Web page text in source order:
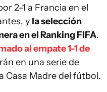
2-1 a Francia en el
y la selección
en el Ranking FIFA.
al empate 1-1 de
en una serie de
Casa Madre del fútbol.